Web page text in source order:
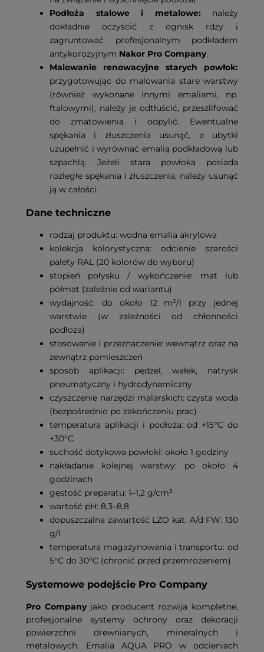
Podłoża stalowe i metalowe: należy
dokładnie oczyścić z ognisk rdzy i
zagruntować profesjonalnym podkładem
antykorozyjnym Nakor Pro Company.
Malowanie renowacyjne starych powłok:
przygotowując do malowania stare warstwy
(również wykonane innymi emaliami, np.
ftalowymi), należy je odtłuścić, przeszlifować
do zmatowienia i odpylić. Ewentualne
spękania i złuszczenia usunąć, a ubytki
uzupełnić i wyrównać emalią podkładową lub
szpachlą. Jeżeli stara powłoka posiada
rozległe spękania i złuszczenia, należy usunąć
ją w całości.
Dane techniczne
rodzaj produktu: wodna emalia akrylowa
kolekcja kolorystyczna: odcienie szarości
palety RAL (20 kolorów do wyboru)
stopień połysku / wykończenie: mat lub
półmat (zależnie od wariantu)
wydajność: do około 12 m²/l przy jednej
warstwie (w zależności od chłonności
podłoża)
stosowanie i przeznaczenie: wewnątrz oraz na
zewnątrz pomieszczeń
sposób aplikacji: pędzel, wałek, natrysk
pneumatyczny i hydrodynamiczny
czyszczenie narzędzi malarskich: czysta woda
(bezpośrednio po zakończeniu prac)
temperatura aplikacji i podłoża: od +15°C do
+30°C
suchość dotykowa powłoki: około 1 godziny
nakładanie kolejnej warstwy: po około 4
godzinach
gęstość preparatu: 1–1,2 g/cm³
wartość pH: 8,3–8,8
dopuszczalna zawartość LZO kat. A/d FW: 130
g/l
temperatura magazynowania i transportu: od
5°C do 30°C (chronić przed przemrożeniem)
Systemowe podejście Pro Company
Pro Companyjako producent rozwija kompletne,
profesjonalne systemy ochrony oraz dekoracji
powierzchni drewnianych, mineralnych i
metalowych. Emalia AQUA PRO w odcieniach